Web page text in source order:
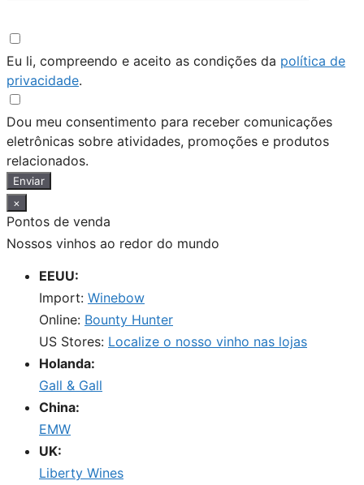
Eu li, compreendo e aceito as condições da política de
privacidade.
Dou meu consentimento para receber comunicações
eletrônicas sobre atividades, promoções e produtos
relacionados.
Enviar
×
Pontos de venda
Nossos vinhos ao redor do mundo
EEUU:
Import: Winebow
Online: Bounty Hunter
US Stores: Localize o nosso vinho nas lojas
Holanda:
Gall & Gall
China:
EMW
UK:
Liberty Wines